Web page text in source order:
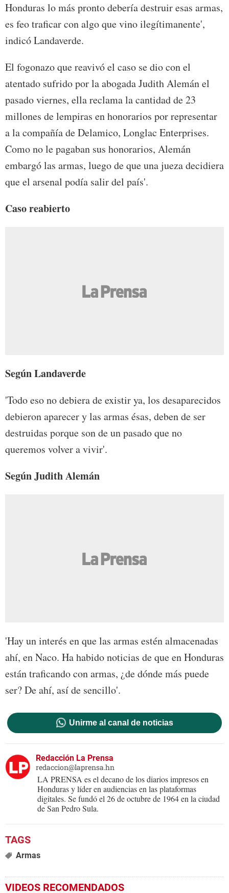
Honduras lo más pronto debería destruir esas armas,
es feo traficar con algo que vino ilegítimanente',
indicó Landaverde.
El fogonazo que reavivó el caso se dio con el
atentado sufrido por la abogada Judith Alemán el
pasado viernes, ella reclama la cantidad de 23
millones de lempiras en honorarios por representar
a la compañía de Delamico, Longlac Enterprises.
Como no le pagaban sus honorarios, Alemán
embargó las armas, luego de que una jueza decidiera
que el arsenal podía salir del país'.
Caso reabierto
Según Landaverde
'Todo eso no debiera de existir ya, los desaparecidos
debieron aparecer y las armas ésas, deben de ser
destruidas porque son de un pasado que no
queremos volver a vivir'.
Según Judith Alemán
'Hay un interés en que las armas estén almacenadas
ahí, en Naco. Ha habido noticias de que en Honduras
están traficando con armas, ¿de dónde más puede
ser? De ahí, así de sencillo'.
Unirme al canal de noticias
Redacción La Prensa
redaccion@laprensa.hn
LA PRENSA es el decano de los diarios impresos en
Honduras y líder en audiencias en las plataformas
digitales. Se fundó el 26 de octubre de 1964 en la ciudad
de San Pedro Sula.
Armas
VIDEOS RECOMENDADOS